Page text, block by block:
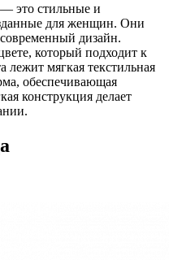
— это стильные и
для женщин. Они
дизайн.
который подходит к
лежит мягкая текстильная
обеспечивающая
конструкция делает